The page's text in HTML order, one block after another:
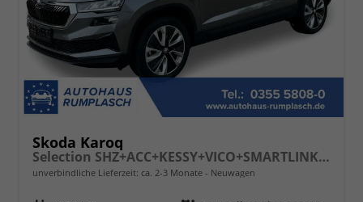
Skoda Karoq
Selection SHZ+ACC+KESSY+VICO+SMARTLINK+18'' ALU
unverbindliche Lieferzeit: ca. 2-3 Monate Neuwagen